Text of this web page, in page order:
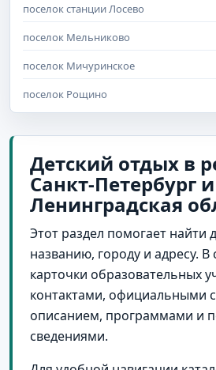
поселок станции Лосево
поселок Мельниково
поселок Мичуринское
поселок Рощино
деревня Калгановка
деревня Мерево
поселок Быково
поселок Вырица
поселок Зеркальный
поселок Колосково
Детский отдых в
Санкт-Петербург и
Ленинградская
Этот раздел помогает найти
названию, городу и адресу. В
карточки образовательных
контактами, официальными
описанием, программами и
сведениями.